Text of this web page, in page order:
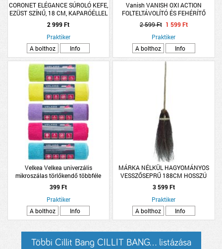
CORONET ELÉGANCE SÚROLÓ KEFE,
EZÜST SZÍNŰ, 18 CM, KAPARÓÉLLEL
2 999 Ft
Praktiker
A bolthoz
Info
Vanish VANISH OXI ACTION
FOLTELTÁVOLÍTÓ ÉS FEHÉRÍTŐ
FOLYADÉK 1L WHITE
2 599 Ft 1 599 Ft
Praktiker
A bolthoz
Info
Velkea Velkea univerzális
mikroszálas törlőkendő többféle
színben
399 Ft
Praktiker
A bolthoz
Info
MÁRKA NÉLKÜL HAGYOMÁNYOS
VESSZŐSEPRŰ 188CM HOSSZÚ
3 599 Ft
Praktiker
A bolthoz
Info
Többi Cillit Bang CILLIT BANG... listázása